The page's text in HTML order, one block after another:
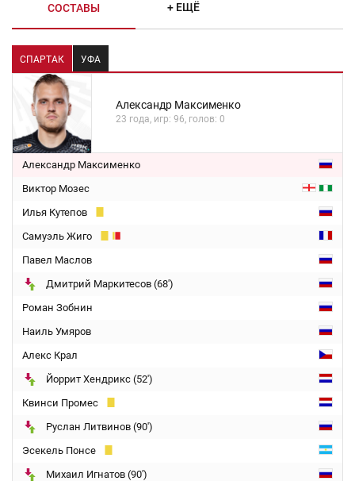
СОСТАВЫ + ЕЩЁ
СПАРТАК УФА
Александр Максименко
23 года, игр: 96, голов: 0
Александр Максименко
Виктор Мозес
Илья Кутепов
Самуэль Жиго
Павел Маслов
Дмитрий Маркитесов (68')
Роман Зобнин
Наиль Умяров
Алекс Крал
Йоррит Хендрикс (52')
Квинси Промес
Руслан Литвинов (90')
Эсекель Понсе
Михаил Игнатов (90')